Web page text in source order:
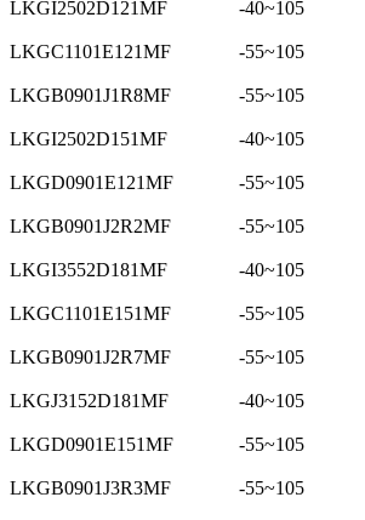
LKGI2502D121MF -40~105
LKGC1101E121MF -55~105
LKGB0901J1R8MF -55~105
LKGI2502D151MF -40~105
LKGD0901E121MF -55~105
LKGB0901J2R2MF -55~105
LKGI3552D181MF -40~105
LKGC1101E151MF -55~105
LKGB0901J2R7MF -55~105
LKGJ3152D181MF -40~105
LKGD0901E151MF -55~105
LKGB0901J3R3MF -55~105